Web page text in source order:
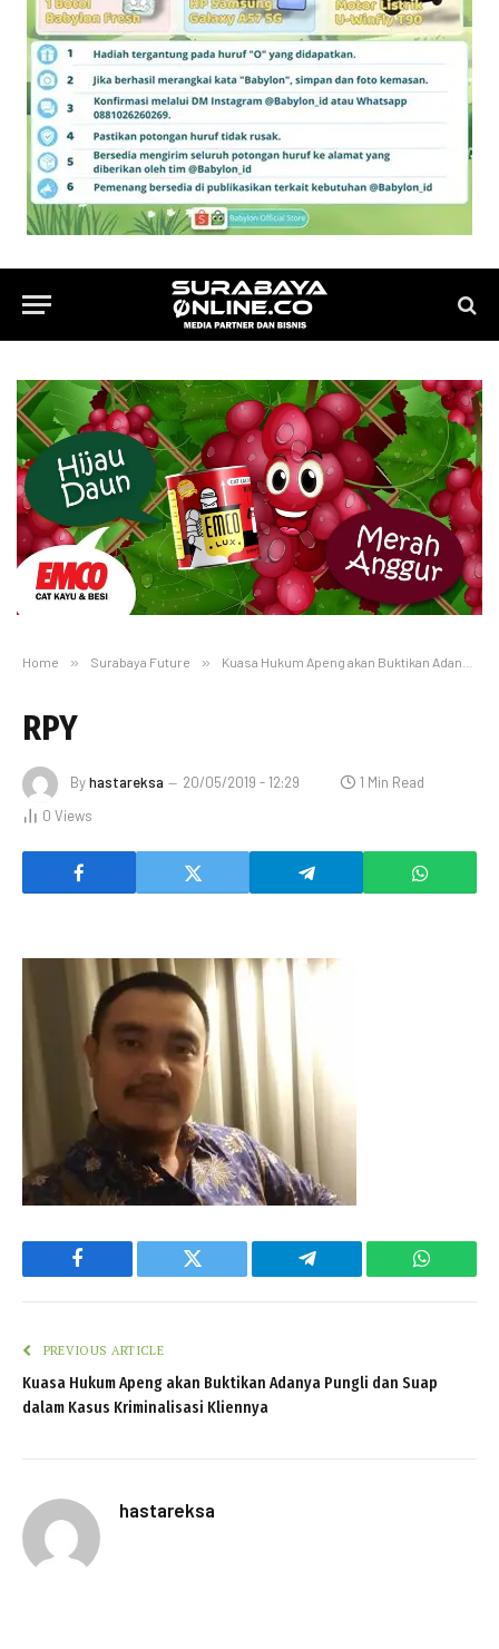
Home » Surabaya Future » Kuasa Hukum Apeng akan Buktikan Adanya Pungli dan Suap dalam Kasus Kriminalisasi Kliennya
RPY
Byhastareksa 20/05/2019 - 12:29
1 Min Read
0 Views
Facebook Twitter Telegram
PREVIOUS ARTICLE
Kuasa Hukum Apeng akan Buktikan Adanya Pungli dan Suap
dalam Kasus Kriminalisasi Kliennya
hastareksa